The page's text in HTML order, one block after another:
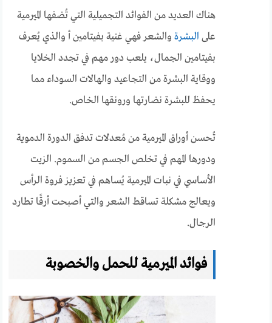
هناك العديد من الفوائد التجميلية التي تُضفها الميرمية
على البشرة والشعر فهي غنية بفيتامين أ والذي يُعرف
بفيتامين الجمال، يلعب دور مهم في تجدد الخلايا
ووقاية البشرة من التجاعيد والهالات السوداء مما
يحفظ للبشرة نضارتها ورونقها الخاص.
تُحسن أوراق الميرمية من مُعدلات تدفق الدورة الدموية
ودورها المهم في تخلص الجسم من السموم. الزيت
الأساسي في نبات الميرمية يُساهم في تعزيز فروة الرأس
ويعالج مشكلة تساقط الشعر والتي أصبحت أرقًا تطارد
الرجال.
فوائد الميرمية للحمل والخصوبة